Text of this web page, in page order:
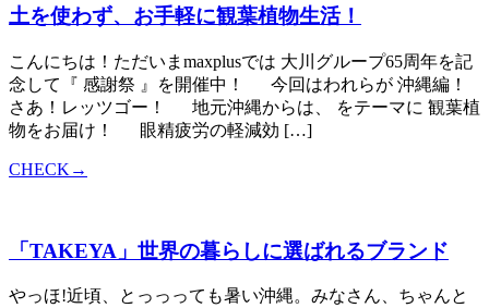
土を使わず、お手軽に観葉植物生活！
こんにちは！ただいまmaxplusでは 大川グループ65周年を記
念して『 感謝祭 』を開催中！ 今回はわれらが 沖縄編！
さあ！レッツゴー！ 地元沖縄からは、 をテーマに 観葉植
物をお届け！ 眼精疲労の軽減効 […]
CHECK→
「TAKEYA」世界の暮らしに選ばれるブランド
やっほ!近頃、とっっっても暑い沖縄。みなさん、ちゃんと